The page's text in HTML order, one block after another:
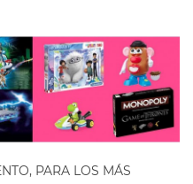
PARA LOS MÁS